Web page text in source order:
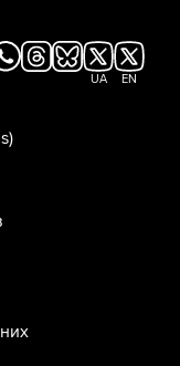
UA EN